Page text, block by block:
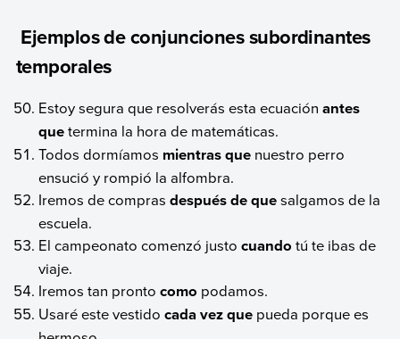
Ejemplos de conjunciones subordinantes
temporales
Estoy segura que resolverás esta ecuaciónantes
quetermina la hora de matemáticas.
Todos dormíamos mientras que nuestro perro
ensució y rompió la alfombra.
Iremos de comprasdespués de quesalgamos de la
escuela.
El campeonato comenzó justocuando tú te ibas de
viaje.
Iremos tan prontocomo podamos.
Usaré este vestidocada vez que pueda porque es